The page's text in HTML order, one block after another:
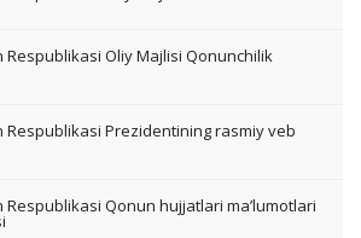
Respublikasi Oliy Majlisi Qonunchilik
Respublikasi Prezidentining rasmiy veb
Respublikasi Qonun hujjatlari ma’lumotlari